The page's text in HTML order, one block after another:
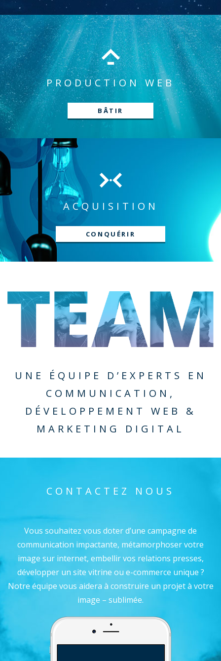
PRODUCTION WEB
BÂTIR
ACQUISITION
CONQUÉRIR
UNE ÉQUIPE D’EXPERTS EN
COMMUNICATION,
DÉVELOPPEMENT WEB &
MARKETING DIGITAL
CONTACTEZ NOUS
Vous souhaitez vous doter d’une campagne de
communication impactante, métamorphoser votre
image sur internet, embellir vos relations presses,
développer un site vitrine ou e-commerce unique ?
Notre équipe vous aidera à construire un projet à votre
image – sublimée.